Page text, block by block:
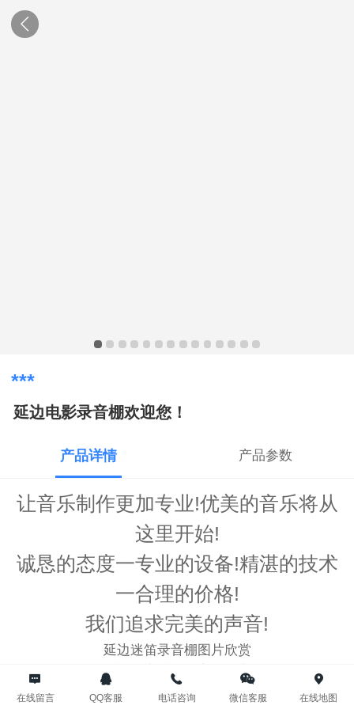
***
延边电影录音棚欢迎您！
产品详情 产品参数
让音乐制作更加专业!优美的音乐将从
这里开始!
诚恳的态度一专业的设备!精湛的技术
一合理的价格!
我们追求完美的声音!
延边迷笛录音棚图片欣赏
延边迷笛乐园@音乐工作室@录音棚@传媒
以专业的声学设计,顶级的录音器材,认真的工作态度,
在线留言 QQ客服 电话咨询 微信客服 在线地图